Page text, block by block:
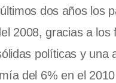
dos años los
2008, gracias a
políticas y una
del 6% en el